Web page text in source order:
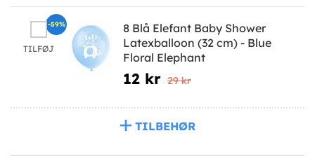
TILFØJ
8 Blå Elefant Baby Shower
Latexballoon (32 cm) - Blue
Floral Elephant
12 kr 29 kr
-59%
TILBEHØR